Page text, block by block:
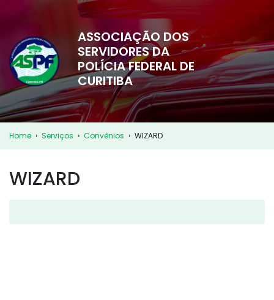
ASSOCIAÇÃO DOS
SERVIDORES DA
POLÍCIA FEDERAL DE
CURITIBA
Home › Serviços › Convênios › WIZARD
WIZARD